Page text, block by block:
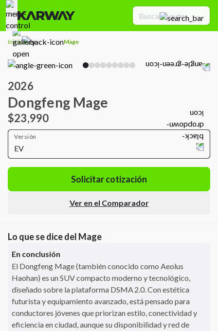
Inicio Mage
2026
Dongfeng Mage
$23,990
Versión
EV
Solicitar cotización
Ver en el Comparador
Lo que se dice del Mage
En conclusión
El Dongfeng Mage (también conocido como Aeolus
Haohan) es un SUV compacto moderno y tecnológico,
diseñado sobre la plataforma DSMA 2.0. Con estética
futurista y equipamiento avanzado, está pensado para
conductores jóvenes que priorizan estilo, conectividad y
eficiencia en ciudad, aunque su disponibilidad y red de